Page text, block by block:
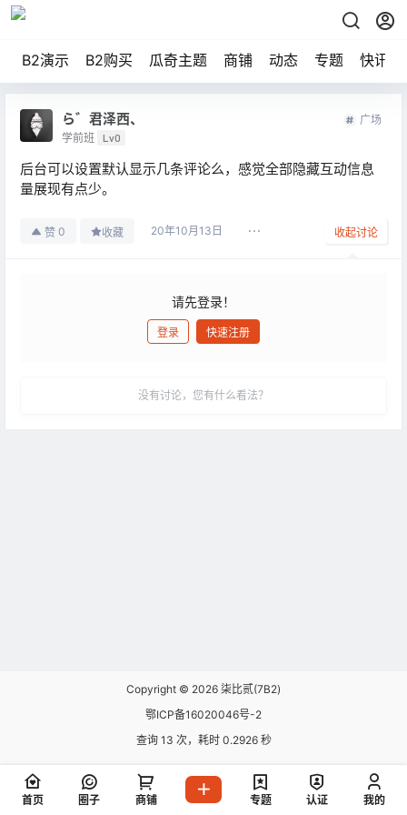
B2演示 B2购买 瓜奇主题 商铺 动态 专题 快讯
ら゛君泽西、
学前班 Lv0
广场
后台可以设置默认显示几条评论么，感觉全部隐藏互动信息
量展现有点少。
赞 0 收藏 20年10月13日 收起讨论
请先登录！
登录 快速注册
没有讨论，您有什么看法？
Copyright © 2026 柒比贰(7B2)
鄂ICP备16020046号-2
查询 13 次，耗时 0.2926 秒
首页 圈子 商铺 专题 认证 我的